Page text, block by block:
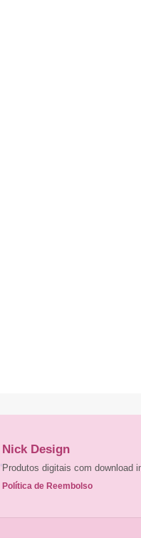
Nick Design
Produtos digitais com download
Política de Reembolso